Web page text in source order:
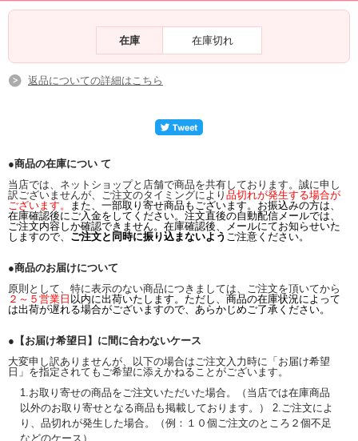
在庫 在庫切れ
返品についての詳細はこちら
●商品の在庫につい て
当店では、ネットショップと店舗で商品を共有しております。誠に申し
訳ございませんが、ご注文のタイミングにより 品切れが発生する場合が
ございます。
また、一部取り寄せ商品もございます。お振込みの方は、
在庫確認後にご入金をしてください。注文直後の自動配信メールでは、
ご注文内容しか確認できません。在庫確認後、メールにてお知らせいた
しますので、 ご注文と同時に振り込まないよう ご注意ください。
●商品のお届けについて
原則として、特に表示のない商品につきましては、ご注文を頂いてから
２～５営業日 以内に出荷いたします。ただし、商品の在庫状況によって
は出荷が遅れる場合がございますので、あらかじめご了承ください。
●【お届け希望日】に間に合わないケース
大変申し訳ありませんが、以下の場合はご注文入力時に「お届け希望
日」を指定されてもご希望に添えかねることがございます。
1.お取り寄せの商品をご注文いただいた場合。（当店では在庫商品
以外のお取り寄せとなる商品も掲載しております。） 2.ご注文によ
り、品切れが発生した場合。（例：１０個ご注文のところ２個不足
などのケース）